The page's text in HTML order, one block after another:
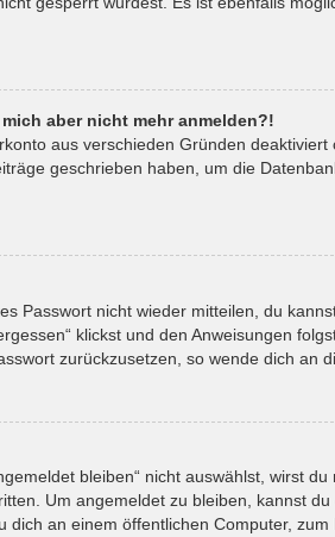
aber nicht mehr anmelden?!
aus verschieden Gründen
geschrieben haben, um die
Passwort nicht wieder mitteilen, du
klickst und den Anweisungen
zurückzusetzen, so wende dich an
bleiben“ nicht auswählst, wirst
Um angemeldet zu bleiben, kannst
an einem öffentlichen Computer,